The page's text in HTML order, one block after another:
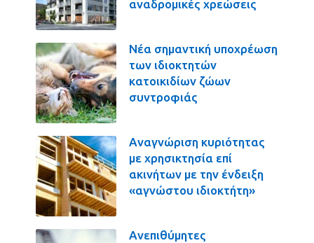
αναδρομικές χρεώσεις
Νέα σημαντική υποχρέωση
των ιδιοκτητών
κατοικιδίων ζώων
συντροφιάς
Αναγνώριση κυριότητας
με χρησικτησία επί
ακινήτων με την ένδειξη
«αγνώστου ιδιοκτήτη»
Ανεπιθύμητες